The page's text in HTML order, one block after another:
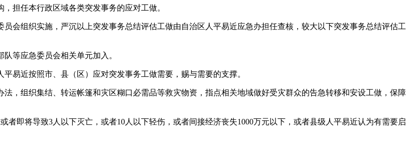
担任本行政区域各类突发事务的应对工做。
组织实施，严沉以上突发事务总结评估工做由自治区人平易近应急办担任查核，较大以下突发事务总结评估工
等应急委员会相关单元加入。
近按照市、县（区）应对突发事务工做需要，赐与需要的支撑。
组织集结、转运帐篷和灾区糊口必需品等救灾物资，指点相关地域做好受灾群众的告急转移和安设工做，保障
即将导致3人以下灭亡，或者10人以下轻伤，或者间接经济丧失1000万元以下，或者县级人平易近认为有需要启